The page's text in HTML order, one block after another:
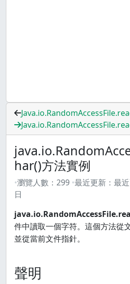
har()方法實例
瀏覽人數： 299 最近更新： 最
日
件中讀取一個字符。這個方法從
並從當前文件指針。
聲明